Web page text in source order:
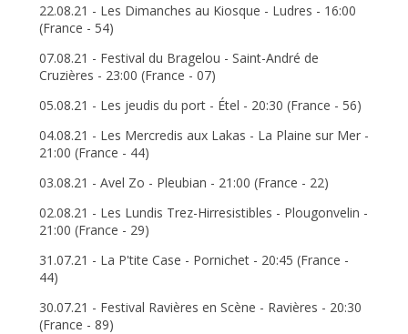
22.08.21 - Les Dimanches au Kiosque - Ludres - 16:00
(France - 54)
07.08.21 - Festival du Bragelou - Saint-André de
Cruzières - 23:00 (France - 07)
05.08.21 - Les jeudis du port - Étel - 20:30 (France - 56)
04.08.21 - Les Mercredis aux Lakas - La Plaine sur Mer -
21:00 (France - 44)
03.08.21 - Avel Zo - Pleubian - 21:00 (France - 22)
02.08.21 - Les Lundis Trez-Hirresistibles - Plougonvelin -
21:00 (France - 29)
31.07.21 - La P'tite Case - Pornichet - 20:45 (France -
44)
30.07.21 - Festival Ravières en Scène - Ravières - 20:30
(France - 89)